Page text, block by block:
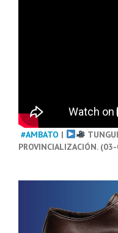
#AMBATO |
PROVINCIALIZACIÓN.